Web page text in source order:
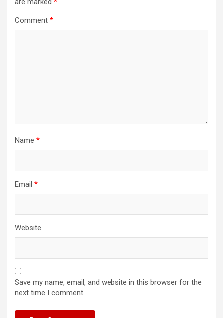
are marked *
Comment *
Name *
Email *
Website
Save my name, email, and website in this browser for the
next time I comment.